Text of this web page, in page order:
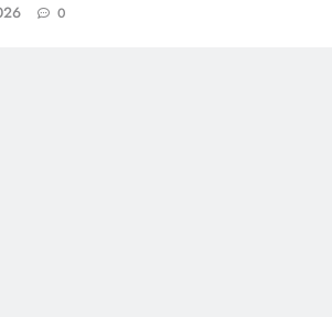
0